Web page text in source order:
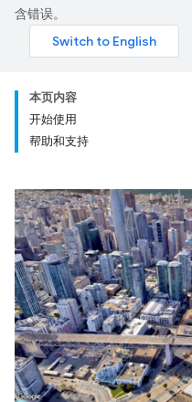
含错误。
本页内容
开始使用
帮助和支持